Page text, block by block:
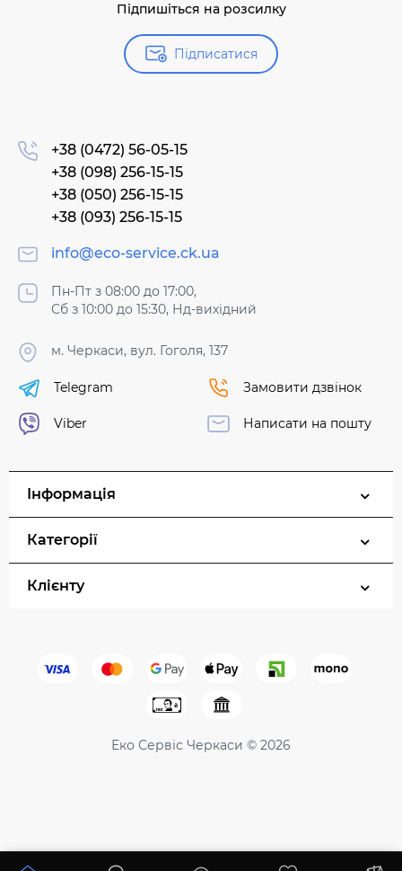
Підпишіться на розсилку
Підписатися
+38 (0472) 56-05-15
+38 (098) 256-15-15
+38 (050) 256-15-15
+38 (093) 256-15-15
info@eco-service.ck.ua
Пн-Пт з 08:00 до 17:00,
Сб з 10:00 до 15:30, Нд-вихідний
м. Черкаси, вул. Гоголя, 137
Telegram
Viber
Замовити дзвінок
Написати на пошту
Інформація
Категорії
Клієнту
Еко Сервіс Черкаси © 2026